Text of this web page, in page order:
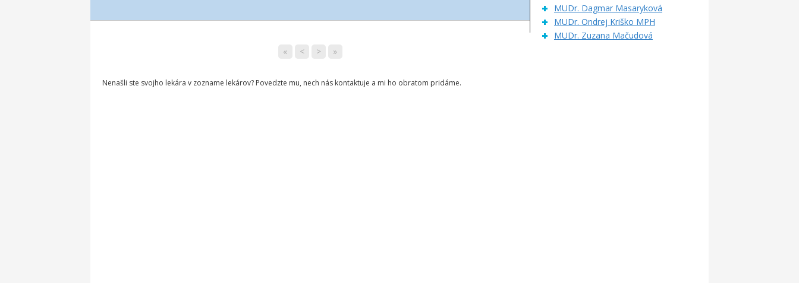
« < > »
Nenašli ste svojho lekára v zozname lekárov? Povedzte mu, nech nás kontaktuje a mi ho obratom pridáme.
MUDr. Dagmar Masaryková
MUDr. Ondrej Kriško MPH
MUDr. Zuzana Mačudová